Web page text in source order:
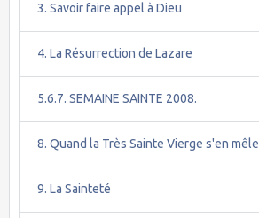
3. Savoir faire appel à Dieu
4. La Résurrection de Lazare
5.6.7. SEMAINE SAINTE 2008.
8. Quand la Très Sainte Vierge s'en mêle
9. La Sainteté